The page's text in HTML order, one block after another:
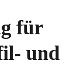
für
und